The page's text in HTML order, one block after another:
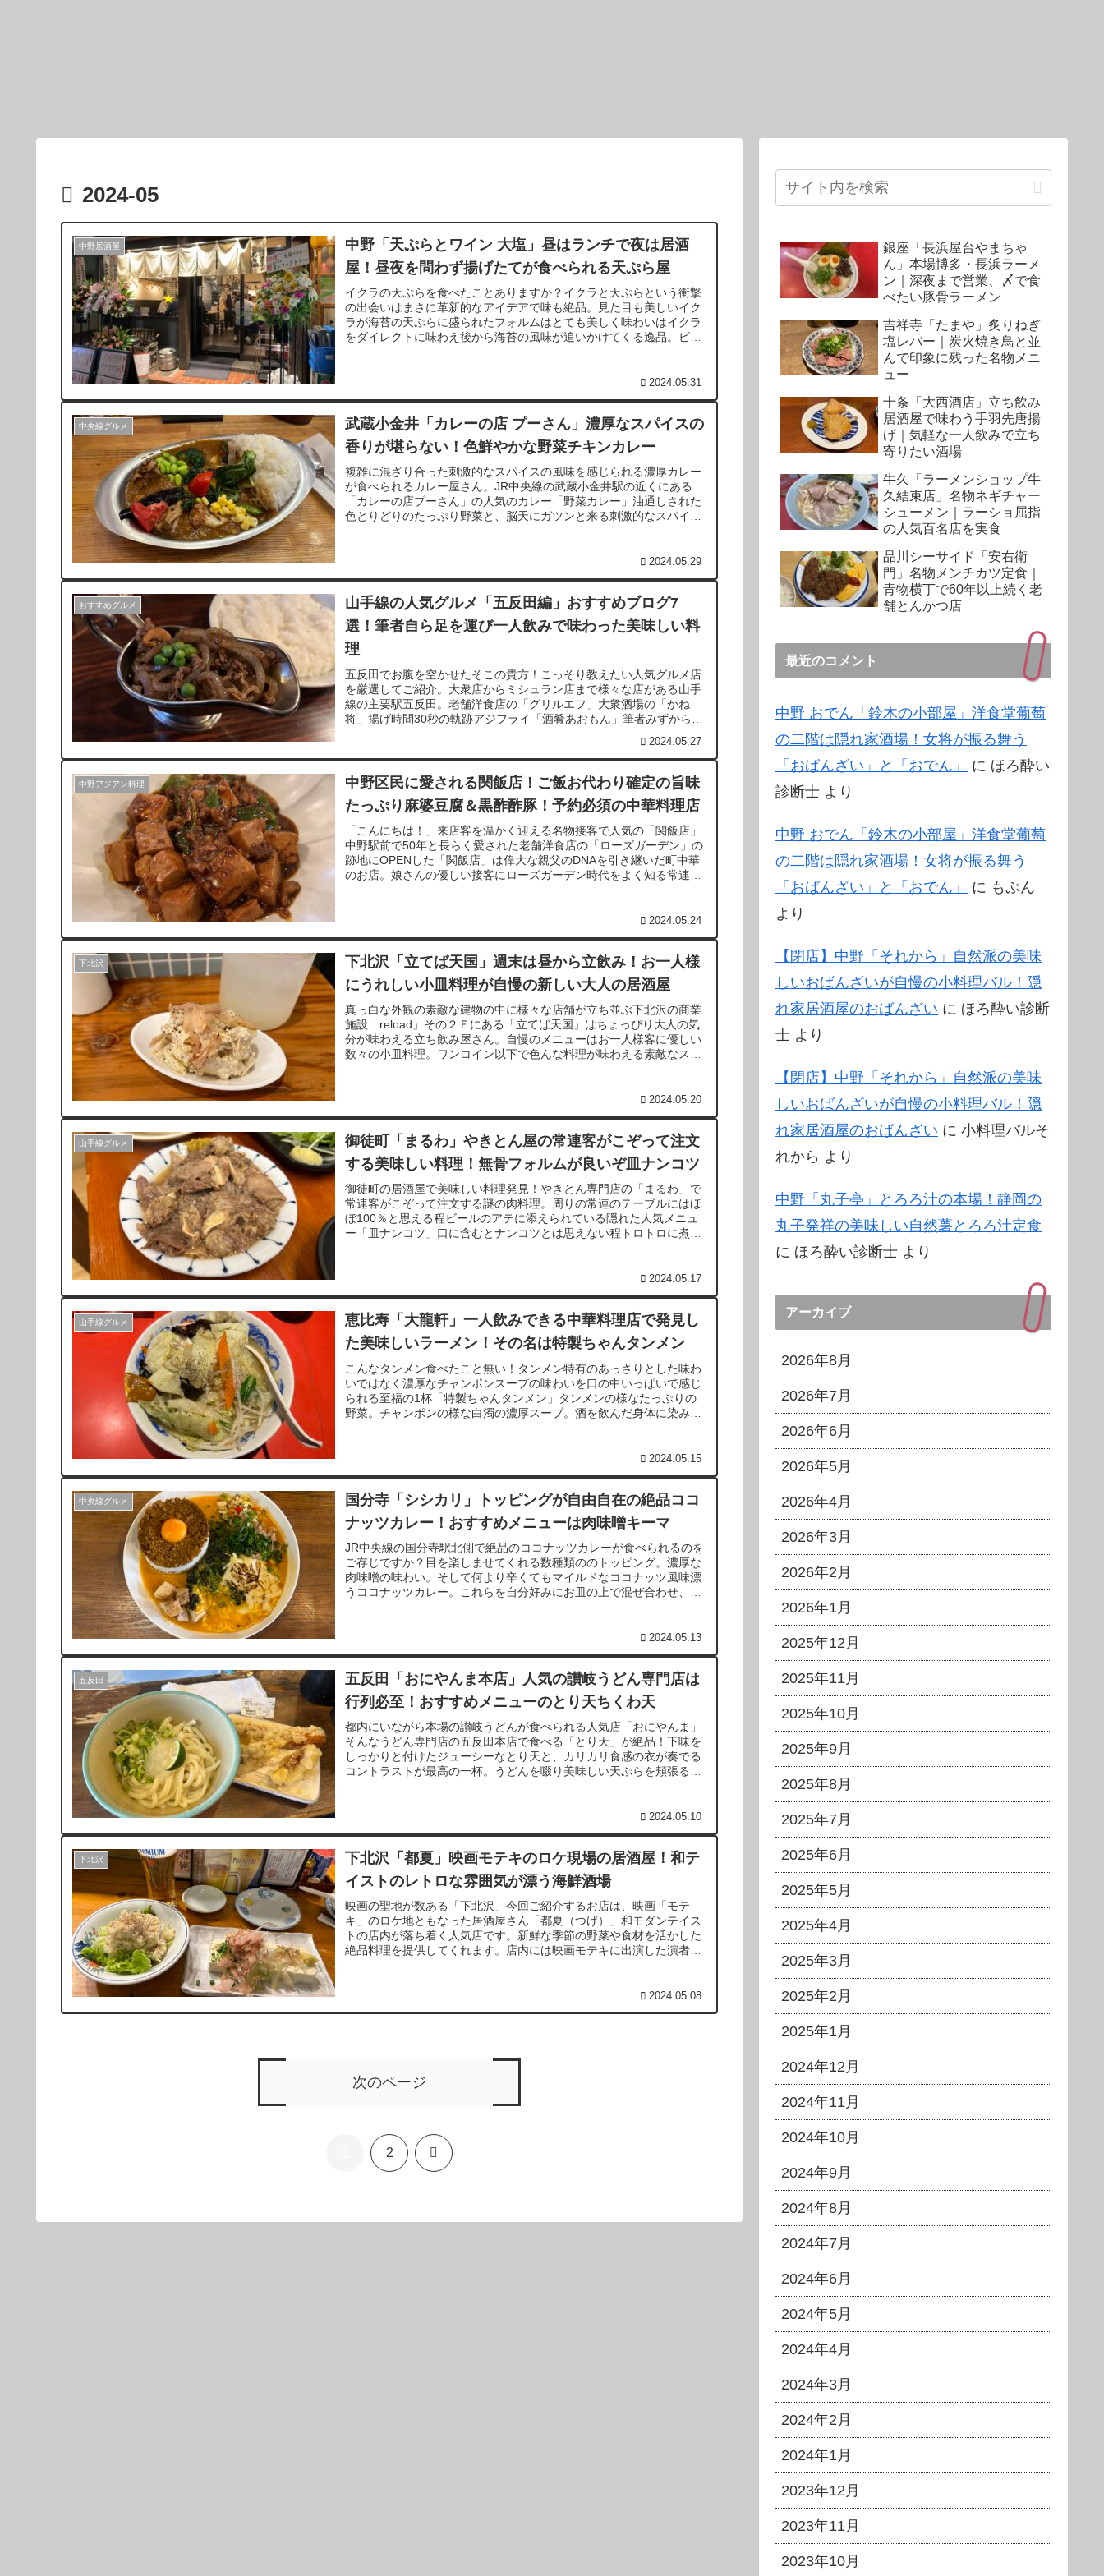
2024-05
中野居酒屋
中野「天ぷらとワイン 大塩」昼はランチで夜は居酒
屋！昼夜を問わず揚げたてが食べられる天ぷら屋
イクラの天ぷらを食べたことありますか？イクラと天ぷらという衝撃
の出会いはまさに革新的なアイデアで味も絶品。見た目も美しいイク
ラが海苔の天ぷらに盛られたフォルムはとても美しく味わいはイクラ
をダイレクトに味わえ後から海苔の風味が追いかけてくる逸品。ビー
2024.05.31
中央線グルメ
武蔵小金井「カレーの店 プーさん」濃厚なスパイスの
香りが堪らない！色鮮やかな野菜チキンカレー
複雑に混ざり合った刺激的なスパイスの風味を感じられる濃厚カレー
が食べられるカレー屋さん。JR中央線の武蔵小金井駅の近くにある
「カレーの店プーさん」の人気のカレー「野菜カレー」油通しされた
色とりどりのたっぷり野菜と、脳天にガツンと来る刺激的なスパイス
2024.05.29
おすすめグルメ
山手線の人気グルメ「五反田編」おすすめブログ7
選！筆者自ら足を運び一人飲みで味わった美味しい料
理
五反田でお腹を空かせたそこの貴方！こっそり教えたい人気グルメ店
を厳選してご紹介。大衆店からミシュラン店まで様々な店がある山手
線の主要駅五反田。老舗洋食店の「グリルエフ」大衆酒場の「かね
将」揚げ時間30秒の軌跡アジフライ「酒肴あおもん」筆者みずから足
2024.05.27
中野アジアン料理
中野区民に愛される関飯店！ご飯お代わり確定の旨味
たっぷり麻婆豆腐＆黒酢酢豚！予約必須の中華料理店
「こんにちは！」来店客を温かく迎える名物接客で人気の「関飯店」
中野駅前で50年と長らく愛された老舗洋食店の「ローズガーデン」の
跡地にOPENした「関飯店」は偉大な親父のDNAを引き継いだ町中華
のお店。娘さんの優しい接客にローズガーデン時代をよく知る常連客
2024.05.24
下北沢
下北沢「立てば天国」週末は昼から立飲み！お一人様
にうれしい小皿料理が自慢の新しい大人の居酒屋
真っ白な外観の素敵な建物の中に様々な店舗が立ち並ぶ下北沢の商業
施設「reload」その２Ｆにある「立てば天国」はちょっぴり大人の気
分が味わえる立ち飲み屋さん。自慢のメニューはお一人様客に優しい
数々の小皿料理。ワンコイン以下で色んな料理が味わえる素敵なスタ
2024.05.20
山手線グルメ
御徒町「まるわ」やきとん屋の常連客がこぞって注文
する美味しい料理！無骨フォルムが良いぞ皿ナンコツ
御徒町の居酒屋で美味しい料理発見！やきとん専門店の「まるわ」で
常連客がこぞって注文する謎の肉料理。周りの常連のテーブルにはほ
ぼ100％と思える程ビールのアテに添えられている隠れた人気メニュ
ー「皿ナンコツ」口に含むとナンコツとは思えない程トロトロに煮込
2024.05.17
山手線グルメ
恵比寿「大龍軒」一人飲みできる中華料理店で発見し
た美味しいラーメン！その名は特製ちゃんタンメン
こんなタンメン食べたこと無い！タンメン特有のあっさりとした味わ
いではなく濃厚なチャンポンスープの味わいを口の中いっぱいで感じ
られる至福の1杯「特製ちゃんタンメン」タンメンの様なたっぷりの
野菜。チャンポンの様な白濁の濃厚スープ。酒を飲んだ身体に染み渡
2024.05.15
中央線グルメ
国分寺「シシカリ」トッピングが自由自在の絶品ココ
ナッツカレー！おすすめメニューは肉味噌キーマ
JR中央線の国分寺駅北側で絶品のココナッツカレーが食べられるのを
ご存じですか？目を楽しませてくれる数種類ののトッピング。濃厚な
肉味噌の味わい。そして何より辛くてもマイルドなココナッツ風味漂
うココナッツカレー。これらを自分好みにお皿の上で混ぜ合わせ、味
2024.05.13
五反田
五反田「おにやんま本店」人気の讃岐うどん専門店は
行列必至！おすすめメニューのとり天ちくわ天
都内にいながら本場の讃岐うどんが食べられる人気店「おにやんま」
そんなうどん専門店の五反田本店で食べる「とり天」が絶品！下味を
しっかりと付けたジューシーなとり天と、カリカリ食感の衣が奏でる
コントラストが最高の一杯。うどんを啜り美味しい天ぷらを頬張る至
2024.05.10
下北沢
下北沢「都夏」映画モテキのロケ現場の居酒屋！和テ
イストのレトロな雰囲気が漂う海鮮酒場
映画の聖地が数ある「下北沢」今回ご紹介するお店は、映画「モテ
キ」のロケ地ともなった居酒屋さん「都夏（つげ）」和モダンテイス
トの店内が落ち着く人気店です。新鮮な季節の野菜や食材を活かした
絶品料理を提供してくれます。店内には映画モテキに出演した演者た
2024.05.08
次のページ
2 次
銀座「長浜屋台やまちゃ
ん」本場博多・長浜ラーメ
ン｜深夜まで営業、〆で食
べたい豚骨ラーメン
吉祥寺「たまや」炙りねぎ
塩レバー｜炭火焼き鳥と並
んで印象に残った名物メニ
ュー
十条「大西酒店」立ち飲み
居酒屋で味わう手羽先唐揚
げ｜気軽な一人飲みで立ち
寄りたい酒場
牛久「ラーメンショップ牛
久結束店」名物ネギチャー
シューメン｜ラーショ屈指
の人気百名店を実食
品川シーサイド「安右衛
門」名物メンチカツ定食｜
青物横丁で60年以上続く老
舗とんかつ店
最近のコメント
中野 おでん「鈴木の小部屋」洋食堂葡萄
の二階は隠れ家酒場！女将が振る舞う
「おばんざい」と「おでん」
に ほろ酔い
診断士 より
中野 おでん「鈴木の小部屋」洋食堂葡萄
の二階は隠れ家酒場！女将が振る舞う
「おばんざい」と「おでん」
に もぷん
より
【閉店】中野「それから」自然派の美味
しいおばんざいが自慢の小料理バル！隠
れ家居酒屋のおばんざい に ほろ酔い診断
士 より
【閉店】中野「それから」自然派の美味
しいおばんざいが自慢の小料理バル！隠
れ家居酒屋のおばんざい に 小料理バルそ
れから より
中野「丸子亭」とろろ汁の本場！静岡の
丸子発祥の美味しい自然薯とろろ汁定食
に ほろ酔い診断士 より
アーカイブ
2026年8月
2026年7月
2026年6月
2026年5月
2026年4月
2026年3月
2026年2月
2026年1月
2025年12月
2025年11月
2025年10月
2025年9月
2025年8月
2025年7月
2025年6月
2025年5月
2025年4月
2025年3月
2025年2月
2025年1月
2024年12月
2024年11月
2024年10月
2024年9月
2024年8月
2024年7月
2024年6月
2024年5月
2024年4月
2024年3月
2024年2月
2024年1月
2023年12月
2023年11月
2023年10月